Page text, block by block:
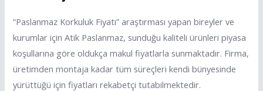
“Paslanmaz Korkuluk Fiyatı” araştırması yapan bireyler ve
kurumlar için Atik Paslanmaz, sunduğu kaliteli ürünleri piyasa
koşullarına göre oldukça makul fiyatlarla sunmaktadır. Firma,
üretimden montaja kadar tüm süreçleri kendi bünyesinde
yürüttüğü için fiyatları rekabetçi tutabilmektedir.